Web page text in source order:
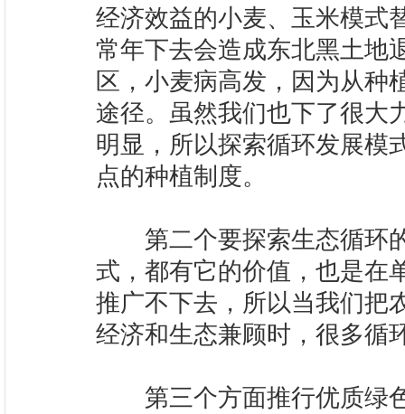
经济效益的小麦、玉米模式
常年下去会造成东北黑土地
区，小麦病高发，因为从种
途径。虽然我们也下了很大
明显，所以探索循环发展模
点的种植制度。
第二个要探索生态循环的
式，都有它的价值，也是在
推广不下去，所以当我们把
经济和生态兼顾时，很多
第三个方面推行优质绿色